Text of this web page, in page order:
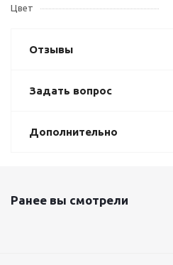
Цвет
Отзывы
Задать вопрос
Дополнительно
Ранее вы смотрели